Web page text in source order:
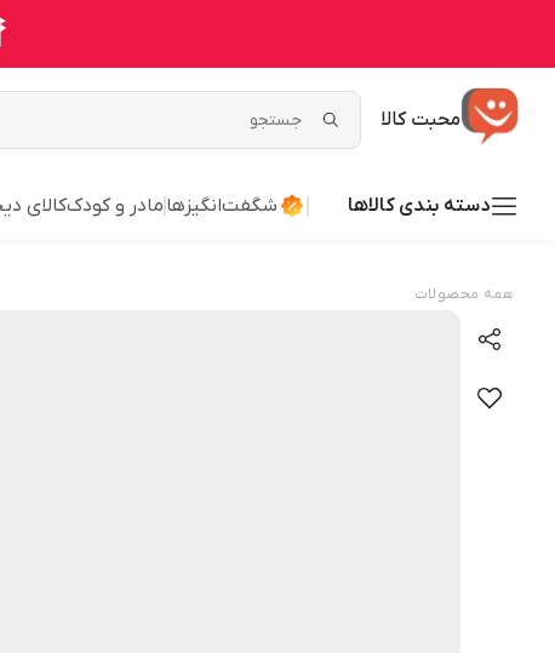
محبت کالا
دسته بندی کالاها شگفت‌انگیزها مادر و کودککالای
همه محصولات